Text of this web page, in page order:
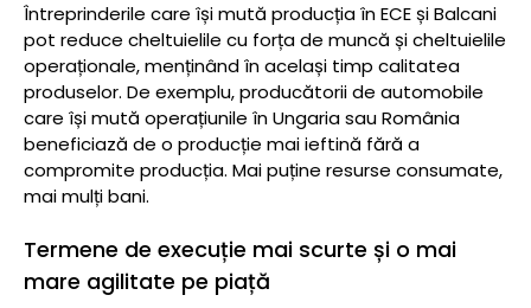
Întreprinderile care își mută producția în ECE și Balcani
pot reduce cheltuielile cu forța de muncă și cheltuielile
operaționale, menținând în același timp calitatea
produselor. De exemplu, producătorii de automobile
care își mută operațiunile în Ungaria sau România
beneficiază de o producție mai ieftină fără a
compromite producția. Mai puține resurse consumate,
mai mulți bani.
Termene de execuție mai scurte și o mai
mare agilitate pe piață